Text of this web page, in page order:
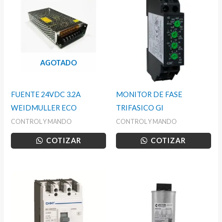
AGOTADO
FUENTE 24VDC 3.2A
WEIDMULLER ECO
CONTROL Y MANDO
COTIZAR
MONITOR DE FASE
TRIFASICO GI
CONTROL Y MANDO
COTIZAR